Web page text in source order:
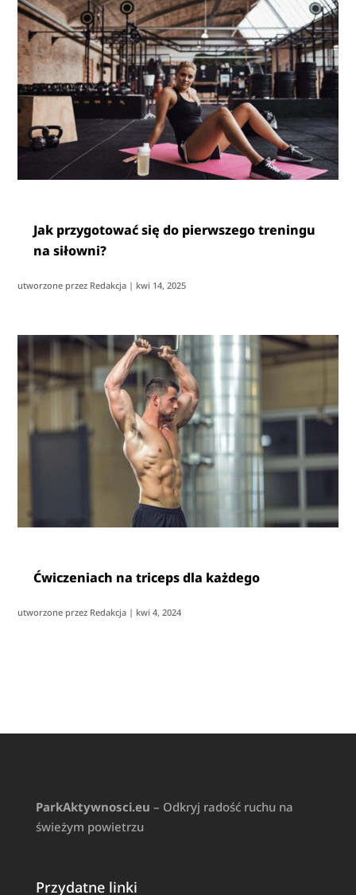
Jak przygotować się do pierwszego treningu
na siłowni?
utworzone przez Redakcja | kwi 14, 2025
Ćwiczeniach na triceps dla każdego
utworzone przez Redakcja | kwi 4, 2024
ParkAktywnosci.eu – Odkryj radość ruchu na
świeżym powietrzu
Przydatne linki